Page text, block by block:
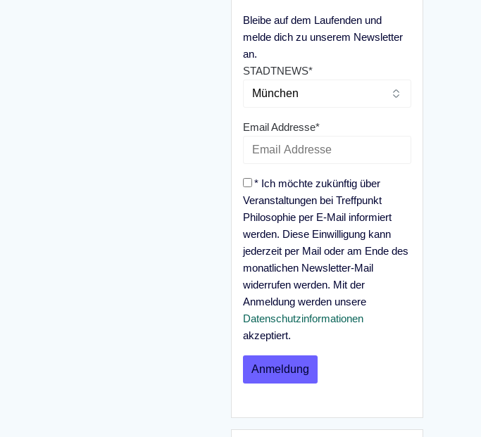
Bleibe auf dem Laufenden und
melde dich zu unserem Newsletter
an.
STADTNEWS*
Email Addresse*
* Ich möchte zukünftig über
Veranstaltungen bei Treffpunkt
Philosophie per E-Mail informiert
werden. Diese Einwilligung kann
jederzeit per Mail oder am Ende des
monatlichen Newsletter-Mail
widerrufen werden. Mit der
Anmeldung werden unsere
Datenschutzinformationen
akzeptiert.